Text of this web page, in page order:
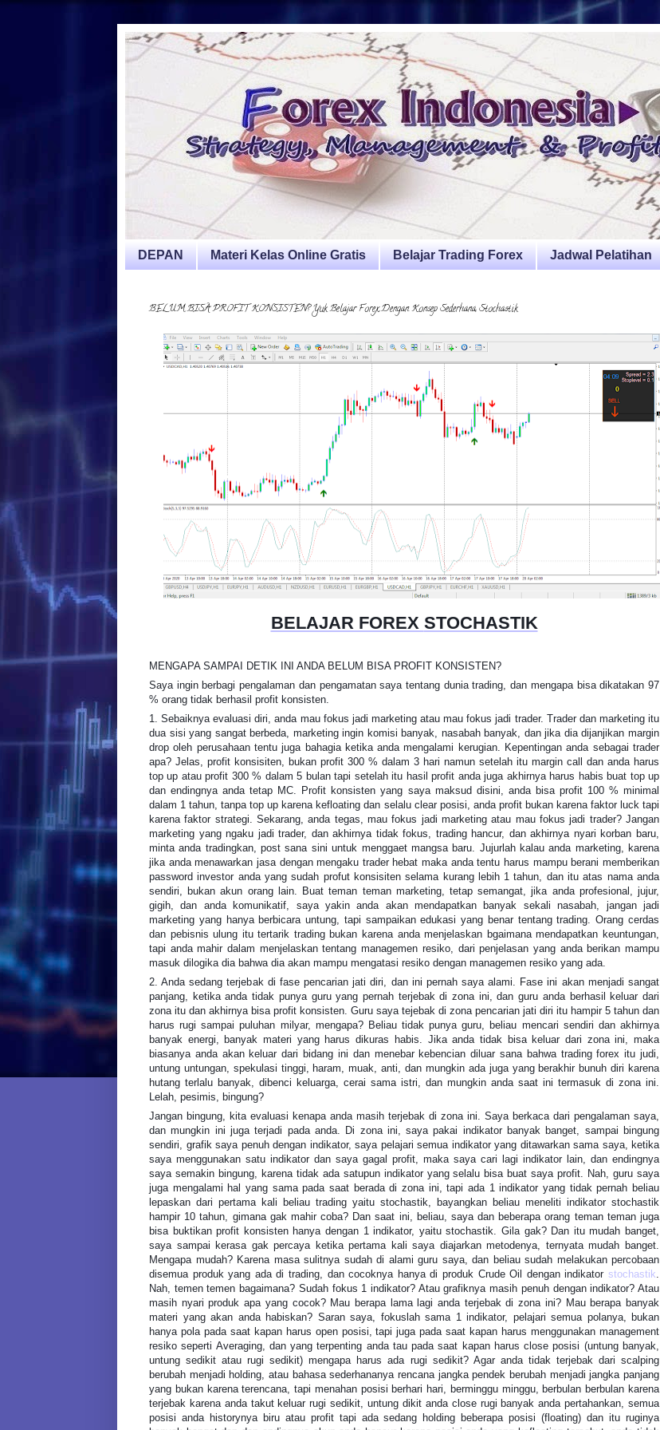
DEPAN Materi Kelas Online Gratis Belajar Trading Forex Jadwal Pelatihan
BELUM BISA PROFIT KONSISTEN? Yuk Belajar Forex Dengan Konsep Sederhana, Stochastik
BELAJAR FOREX STOCHASTIK
MENGAPA SAMPAI DETIK INI ANDA BELUM BISA PROFIT KONSISTEN?
Saya ingin berbagi pengalaman dan pengamatan saya tentang dunia trading, dan mengapa bisa dikatakan 97
% orang tidak berhasil profit konsisten.
1. Sebaiknya evaluasi diri, anda mau fokus jadi marketing atau mau fokus jadi trader. Trader dan marketing itu
dua sisi yang sangat berbeda, marketing ingin komisi banyak, nasabah banyak, dan jika dia dijanjikan margin
drop oleh perusahaan tentu juga bahagia ketika anda mengalami kerugian. Kepentingan anda sebagai trader
apa? Jelas, profit konsisiten, bukan profit 300 % dalam 3 hari namun setelah itu margin call dan anda harus
top up atau profit 300 % dalam 5 bulan tapi setelah itu hasil profit anda juga akhirnya harus habis buat top up
dan endingnya anda tetap MC. Profit konsisten yang saya maksud disini, anda bisa profit 100 % minimal
dalam 1 tahun, tanpa top up karena kefloating dan selalu clear posisi, anda profit bukan karena faktor luck tapi
karena faktor strategi. Sekarang, anda tegas, mau fokus jadi marketing atau mau fokus jadi trader? Jangan
marketing yang ngaku jadi trader, dan akhirnya tidak fokus, trading hancur, dan akhirnya nyari korban baru,
minta anda tradingkan, post sana sini untuk menggaet mangsa baru. Jujurlah kalau anda marketing, karena
jika anda menawarkan jasa dengan mengaku trader hebat maka anda tentu harus mampu berani memberikan
password investor anda yang sudah profut konsisiten selama kurang lebih 1 tahun, dan itu atas nama anda
sendiri, bukan akun orang lain. Buat teman teman marketing, tetap semangat, jika anda profesional, jujur,
gigih, dan anda komunikatif, saya yakin anda akan mendapatkan banyak sekali nasabah, jangan jadi
marketing yang hanya berbicara untung, tapi sampaikan edukasi yang benar tentang trading. Orang cerdas
dan pebisnis ulung itu tertarik trading bukan karena anda menjelaskan bgaimana mendapatkan keuntungan,
tapi anda mahir dalam menjelaskan tentang managemen resiko, dari penjelasan yang anda berikan mampu
masuk dilogika dia bahwa dia akan mampu mengatasi resiko dengan managemen resiko yang ada.
2. Anda sedang terjebak di fase pencarian jati diri, dan ini pernah saya alami. Fase ini akan menjadi sangat
panjang, ketika anda tidak punya guru yang pernah terjebak di zona ini, dan guru anda berhasil keluar dari
zona itu dan akhirnya bisa profit konsisten. Guru saya tejebak di zona pencarian jati diri itu hampir 5 tahun dan
harus rugi sampai puluhan milyar, mengapa? Beliau tidak punya guru, beliau mencari sendiri dan akhirnya
banyak energi, banyak materi yang harus dikuras habis. Jika anda tidak bisa keluar dari zona ini, maka
biasanya anda akan keluar dari bidang ini dan menebar kebencian diluar sana bahwa trading forex itu judi,
untung untungan, spekulasi tinggi, haram, muak, anti, dan mungkin ada juga yang berakhir bunuh diri karena
hutang terlalu banyak, dibenci keluarga, cerai sama istri, dan mungkin anda saat ini termasuk di zona ini.
Lelah, pesimis, bingung?
Jangan bingung, kita evaluasi kenapa anda masih terjebak di zona ini. Saya berkaca dari pengalaman saya,
dan mungkin ini juga terjadi pada anda. Di zona ini, saya pakai indikator banyak banget, sampai bingung
sendiri, grafik saya penuh dengan indikator, saya pelajari semua indikator yang ditawarkan sama saya, ketika
saya menggunakan satu indikator dan saya gagal profit, maka saya cari lagi indikator lain, dan endingnya
saya semakin bingung, karena tidak ada satupun indikator yang selalu bisa buat saya profit. Nah, guru saya
juga mengalami hal yang sama pada saat berada di zona ini, tapi ada 1 indikator yang tidak pernah beliau
lepaskan dari pertama kali beliau trading yaitu stochastik, bayangkan beliau meneliti indikator stochastik
hampir 10 tahun, gimana gak mahir coba? Dan saat ini, beliau, saya dan beberapa orang teman teman juga
bisa buktikan profit konsisten hanya dengan 1 indikator, yaitu stochastik. Gila gak? Dan itu mudah banget,
saya sampai kerasa gak percaya ketika pertama kali saya diajarkan metodenya, ternyata mudah banget.
Mengapa mudah? Karena masa sulitnya sudah di alami guru saya, dan beliau sudah melakukan percobaan
disemua produk yang ada di trading, dan cocoknya hanya di produk Crude Oil dengan indikator stochastik.
Nah, temen temen bagaimana? Sudah fokus 1 indikator? Atau grafiknya masih penuh dengan indikator? Atau
masih nyari produk apa yang cocok? Mau berapa lama lagi anda terjebak di zona ini? Mau berapa banyak
materi yang akan anda habiskan? Saran saya, fokuslah sama 1 indikator, pelajari semua polanya, bukan
hanya pola pada saat kapan harus open posisi, tapi juga pada saat kapan harus menggunakan management
resiko seperti Averaging, dan yang terpenting anda tau pada saat kapan harus close posisi (untung banyak,
untung sedikit atau rugi sedikit) mengapa harus ada rugi sedikit? Agar anda tidak terjebak dari scalping
berubah menjadi holding, atau bahasa sederhananya rencana jangka pendek berubah menjadi jangka panjang
yang bukan karena terencana, tapi menahan posisi berhari hari, berminggu minggu, berbulan berbulan karena
terjebak karena anda takut keluar rugi sedikit, untung dikit anda close rugi banyak anda pertahankan, semua
posisi anda historynya biru atau profit tapi ada sedang holding beberapa posisi (floating) dan itu ruginya